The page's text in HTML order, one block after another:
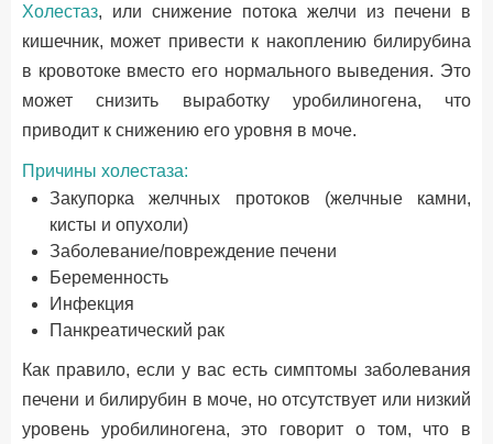
Холестаз, или снижение потока желчи из печени в
кишечник, может привести к накоплению билирубина
в кровотоке вместо его нормального выведения. Это
может снизить выработку уробилиногена, что
приводит к снижению его уровня в моче.
Причины холестаза:
Закупорка желчных протоков (желчные камни,
кисты и опухоли)
Заболевание/повреждение печени
Беременность
Инфекция
Панкреатический рак
Как правило, если у вас есть симптомы заболевания
печени и билирубин в моче, но отсутствует или низкий
уровень уробилиногена, это говорит о том, что в